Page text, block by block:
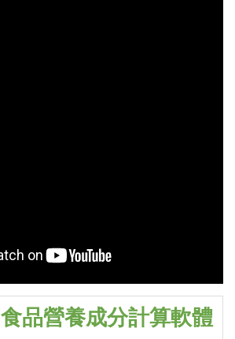
食品營養成分計算軟體